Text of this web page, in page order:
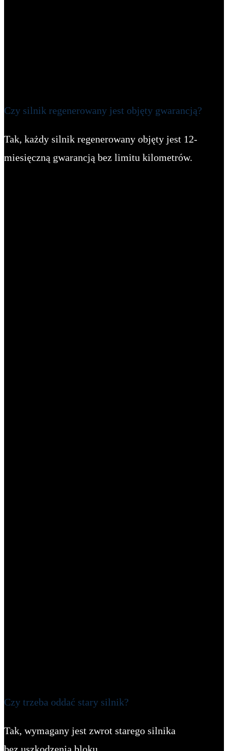
Czy silnik regenerowany jest objęty gwarancją?
Tak, każdy silnik regenerowany objęty jest 12-
miesięczną gwarancją bez limitu kilometrów.
Czy trzeba oddać stary silnik?
Tak, wymagany jest zwrot starego silnika